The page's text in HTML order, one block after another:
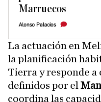
Marruecos
Alonso Palacios
La actuación en
la planificación
Tierra y responde
definidos por el
coordina las